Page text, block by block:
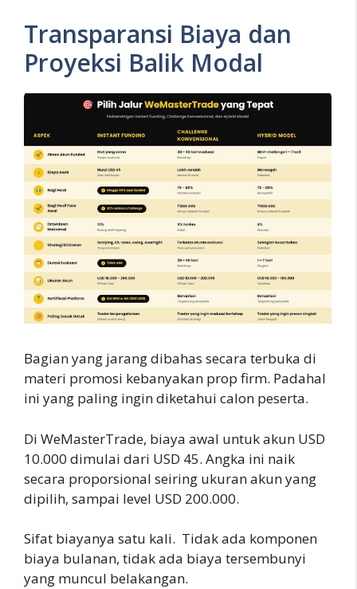
Transparansi Biaya dan
Proyeksi Balik Modal
Bagian yang jarang dibahas secara terbuka di
materi promosi kebanyakan prop firm. Padahal
ini yang paling ingin diketahui calon peserta.
Di WeMasterTrade, biaya awal untuk akun USD
10.000 dimulai dari USD 45. Angka ini naik
secara proporsional seiring ukuran akun yang
dipilih, sampai level USD 200.000.
Sifat biayanya satu kali. Tidak ada komponen
biaya bulanan, tidak ada biaya tersembunyi
yang muncul belakangan.